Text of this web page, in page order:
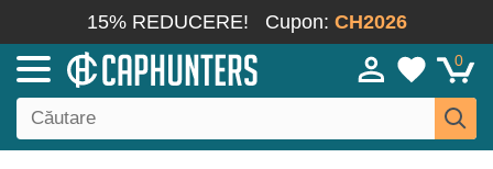
15% REDUCERE! Cupon: CH2026
0